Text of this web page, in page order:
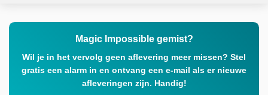
Magic Impossible gemist?
Wil je in het vervolg geen aflevering meer missen? Stel
gratis een alarm in en ontvang een e-mail als er nieuwe
afleveringen zijn. Handig!